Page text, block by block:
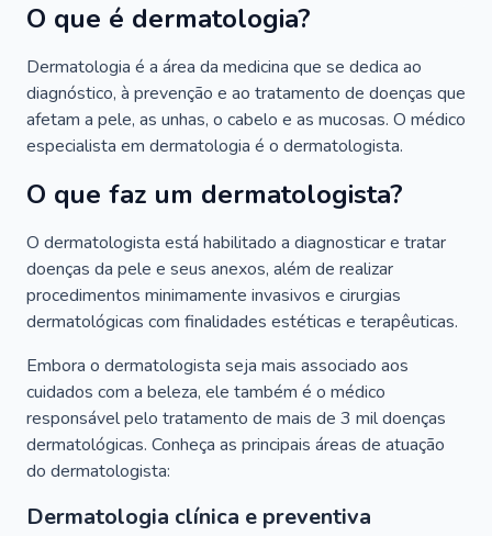
O que é dermatologia?
Dermatologia é a área da medicina que se dedica ao
diagnóstico, à prevenção e ao tratamento de doenças que
afetam a pele, as unhas, o cabelo e as mucosas. O médico
especialista em dermatologia é o dermatologista.
O que faz um dermatologista?
O dermatologista está habilitado a diagnosticar e tratar
doenças da pele e seus anexos, além de realizar
procedimentos minimamente invasivos e cirurgias
dermatológicas com finalidades estéticas e terapêuticas.
Embora o dermatologista seja mais associado aos
cuidados com a beleza, ele também é o médico
responsável pelo tratamento de mais de 3 mil doenças
dermatológicas. Conheça as principais áreas de atuação
do dermatologista:
Dermatologia clínica e preventiva